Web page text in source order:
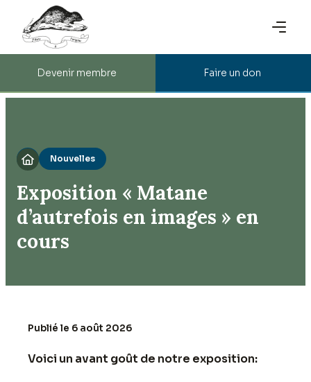
Devenir membre Faire un don
 Nouvelles
Exposition « Matane
d’autrefois en images » en
cours
Publié le 6 août 2026
Voici un avant goût de notre exposition: